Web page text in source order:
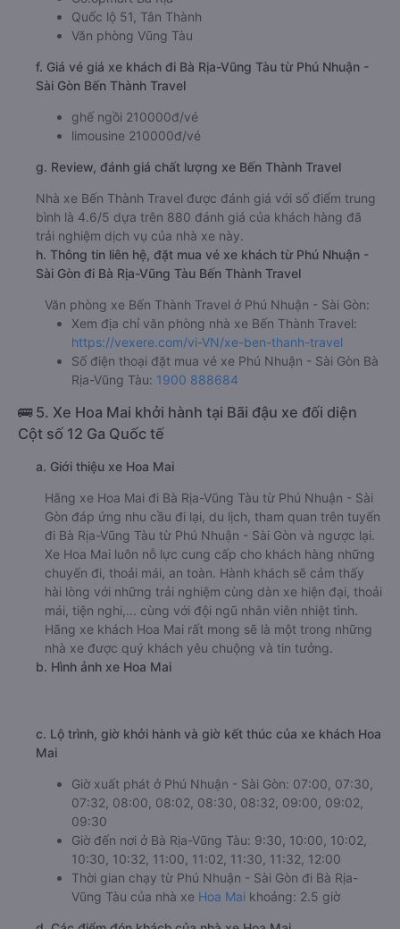
Quốc lộ 51, Tân Thành
Văn phòng Vũng Tàu
f. Giá vé giá xe khách đi Bà Rịa-Vũng Tàu từ Phú Nhuận -
Sài Gòn Bến Thành Travel
ghế ngồi 210000đ/vé
limousine 210000đ/vé
g. Review, đánh giá chất lượng xe Bến Thành Travel
Nhà xe Bến Thành Travel được đánh giá với số điểm trung
bình là 4.6/5 dựa trên 880 đánh giá của khách hàng đã
trải nghiệm dịch vụ của nhà xe này.
h. Thông tin liên hệ, đặt mua vé xe khách từ Phú Nhuận -
Sài Gòn đi Bà Rịa-Vũng Tàu Bến Thành Travel
Văn phòng xe Bến Thành Travel ở Phú Nhuận - Sài Gòn:
Xem địa chỉ văn phòng nhà xe Bến Thành Travel:
https://vexere.com/vi-VN/xe-ben-thanh-travel
Số điện thoại đặt mua vé xe Phú Nhuận - Sài Gòn Bà
Rịa-Vũng Tàu: 1900 888684
🚌 5. Xe Hoa Mai khởi hành tại Bãi đậu xe đối diện
Cột số 12 Ga Quốc tế
a. Giới thiệu xe Hoa Mai
Hãng xe Hoa Mai đi Bà Rịa-Vũng Tàu từ Phú Nhuận - Sài
Gòn đáp ứng nhu cầu đi lại, du lịch, tham quan trên tuyến
đi Bà Rịa-Vũng Tàu từ Phú Nhuận - Sài Gòn và ngược lại.
Xe Hoa Mai luôn nỗ lực cung cấp cho khách hàng những
chuyến đi, thoải mái, an toàn. Hành khách sẽ cảm thấy
hài lòng với những trải nghiệm cùng dàn xe hiện đại, thoải
mái, tiện nghi,... cùng với đội ngũ nhân viên nhiệt tình.
Hãng xe khách Hoa Mai rất mong sẽ là một trong những
nhà xe được quý khách yêu chuộng và tin tưởng.
b. Hình ảnh xe Hoa Mai
c. Lộ trình, giờ khởi hành và giờ kết thúc của xe khách Hoa
Mai
Giờ xuất phát ở Phú Nhuận - Sài Gòn: 07:00, 07:30,
07:32, 08:00, 08:02, 08:30, 08:32, 09:00, 09:02,
09:30
Giờ đến nơi ở Bà Rịa-Vũng Tàu: 9:30, 10:00, 10:02,
10:30, 10:32, 11:00, 11:02, 11:30, 11:32, 12:00
Thời gian chạy từ Phú Nhuận - Sài Gòn đi Bà Rịa-
Vũng Tàu của nhà xe Hoa Mai khoảng: 2.5 giờ